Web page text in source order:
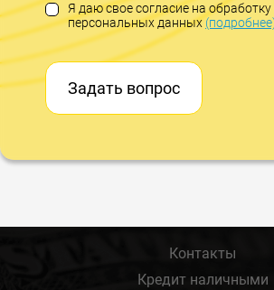
Я даю свое согласие на
персональных данных
Задать вопрос
Контакты
Кредит наличными